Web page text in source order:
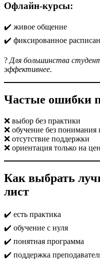
Офлайн-курсы:
✔️ живое общение
✔️ фиксированное
? Для большинства
эффективнее.
Частые ошибки
❌ выбор без практики
❌ обучение без
❌ отсутствие поддержки
❌ ориентация только на
Как выбрать
лист
✔️ есть практика
✔️ обучение с нуля
✔️ понятная программа
✔️ поддержка